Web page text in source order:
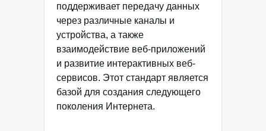
поддерживает передачу данных
через различные каналы и
устройства, а также
взаимодействие веб-приложений
и развитие интерактивных веб-
сервисов. Этот стандарт является
базой для создания следующего
поколения Интернета.